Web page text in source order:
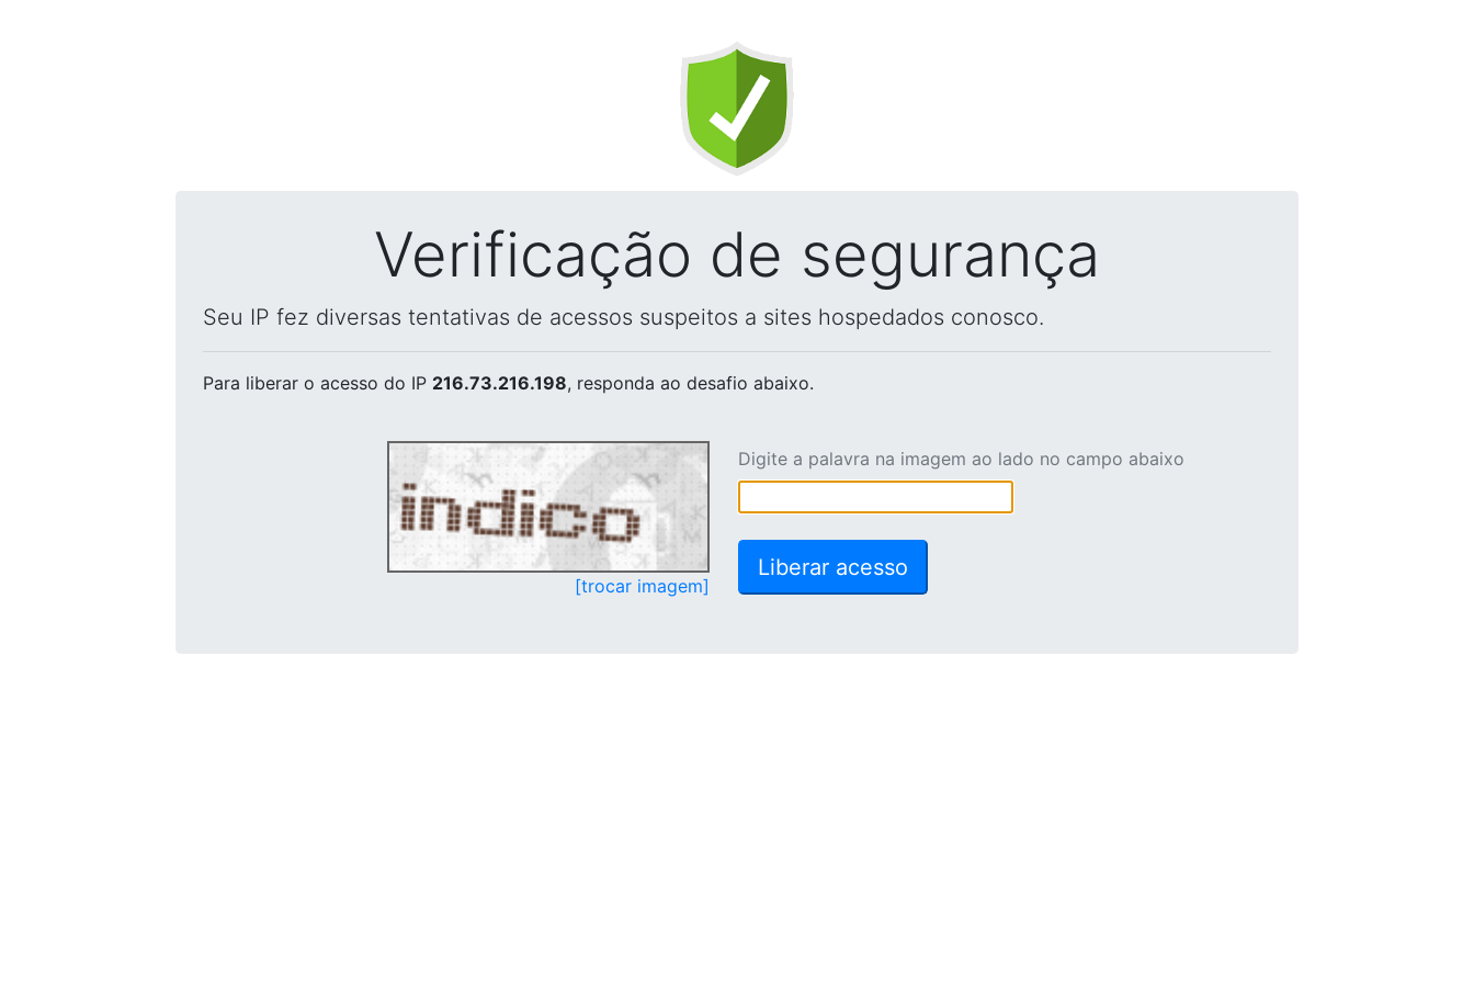
Verificação de segurança
Seu IP fez diversas tentativas de acessos suspeitos a sites hospedados conosco.
Para liberar o acesso do IP 216.73.216.198, responda ao desafio abaixo.
[trocar imagem]
Digite a palavra na imagem ao lado no campo abaixo